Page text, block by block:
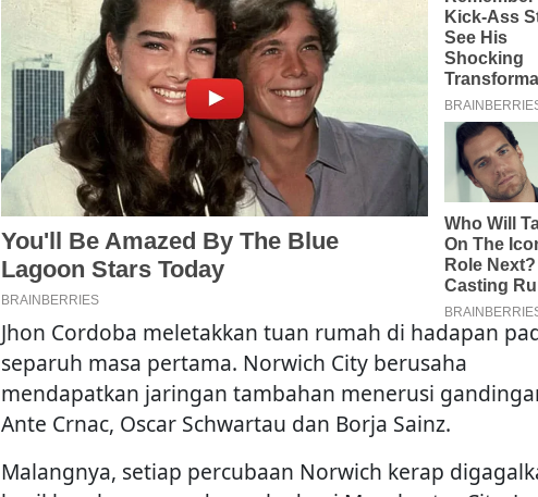
Jhon Cordoba meletakkan tuan rumah di hadapan
separuh masa pertama. Norwich City berusaha
mendapatkan jaringan tambahan menerusi
Ante Crnac, Oscar Schwartau dan Borja Sainz.
Malangnya, setiap percubaan Norwich kerap